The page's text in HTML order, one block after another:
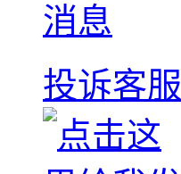
投诉客服